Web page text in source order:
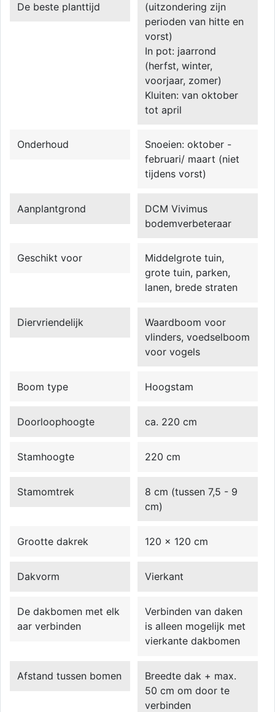
De beste planttijd
(uitzondering zijn
perioden van hitte en
vorst)
In pot: jaarrond
(herfst, winter,
voorjaar, zomer)
Kluiten: van oktober
tot april
Onderhoud
Snoeien: oktober -
februari/ maart (niet
tijdens vorst)
Aanplantgrond
DCM Vivimus
bodemverbeteraar
Geschikt voor
Middelgrote tuin,
grote tuin, parken,
lanen, brede straten
Diervriendelijk
Waardboom voor
vlinders, voedselboom
voor vogels
Boom type Hoogstam
Doorloophoogte ca. 220 cm
Stamhoogte 220 cm
Stamomtrek
8 cm (tussen 7,5 - 9
cm)
Grootte dakrek 120 x 120 cm
Dakvorm Vierkant
De dakbomen met elk
aar verbinden
Verbinden van daken
is alleen mogelijk met
vierkante dakbomen
Afstand tussen bomen
Breedte dak + max.
50 cm om door te
verbinden